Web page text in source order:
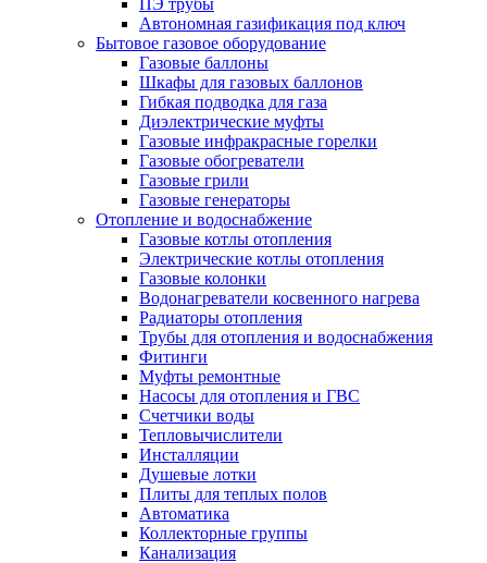
ПЭ трубы
Автономная газификация под ключ
Бытовое газовое оборудование
Газовые баллоны
Шкафы для газовых баллонов
Гибкая подводка для газа
Диэлектрические муфты
Газовые инфракрасные горелки
Газовые обогреватели
Газовые грили
Газовые генераторы
Отопление и водоснабжение
Газовые котлы отопления
Электрические котлы отопления
Газовые колонки
Водонагреватели косвенного нагрева
Радиаторы отопления
Трубы для отопления и водоснабжения
Фитинги
Муфты ремонтные
Насосы для отопления и ГВС
Счетчики воды
Тепловычислители
Инсталляции
Душевые лотки
Плиты для теплых полов
Автоматика
Коллекторные группы
Канализация